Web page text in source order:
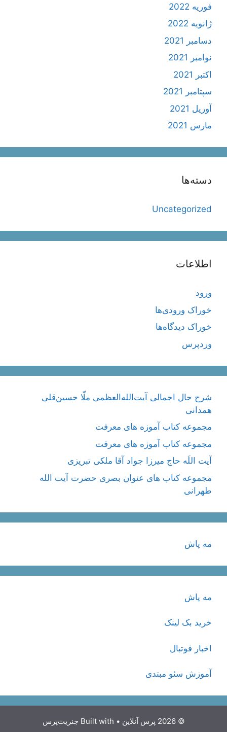
فوریه 2022
ژانویه 2022
دسامبر 2021
نوامبر 2021
اکتبر 2021
سپتامبر 2021
آوریل 2021
مارس 2021
دسته‌ها
Uncategorized
اطلاعات
ورود
خوراک ورودی‌ها
خوراک دیدگاه‌ها
وردپرس
شرح حال اجمالی آیت‌الله‌العظمی ملّا حسین‌قلی
همدانی
مجموعه کتاب آموزه های معرفت
مجموعه کتاب آموزه های معرفت
آیت اللَه حاج میرزا جواد آقا ملکی تبریزی
مجموعه کتاب های عنوان بصری حضرت آیت الله
طهرانی
مه پاش
مه پاش
خرید بک لینک
اخبار فوتبال
آموزش سئو مبتدی
© 2026 پرس آنلاین • Built with جنریت‌پرس